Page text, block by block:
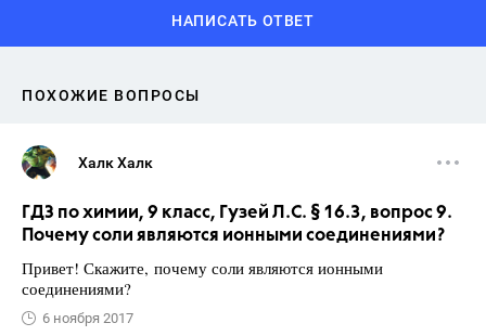
НАПИСАТЬ ОТВЕТ
ПОХОЖИЕ ВОПРОСЫ
Халк Халк
ГДЗ по химии, 9 класс, Гузей Л.С. § 16.3, вопрос 9.
Почему соли являются ионными соединениями?
Привет! Скажите, почему соли являются ионными
соединениями?
6 ноября 2017